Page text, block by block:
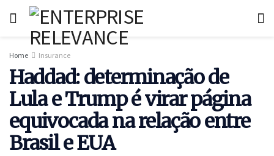
Home Insurance
Haddad: determinação de
Lula e Trump é virar página
equivocada na relação entre
Brasil e EUA